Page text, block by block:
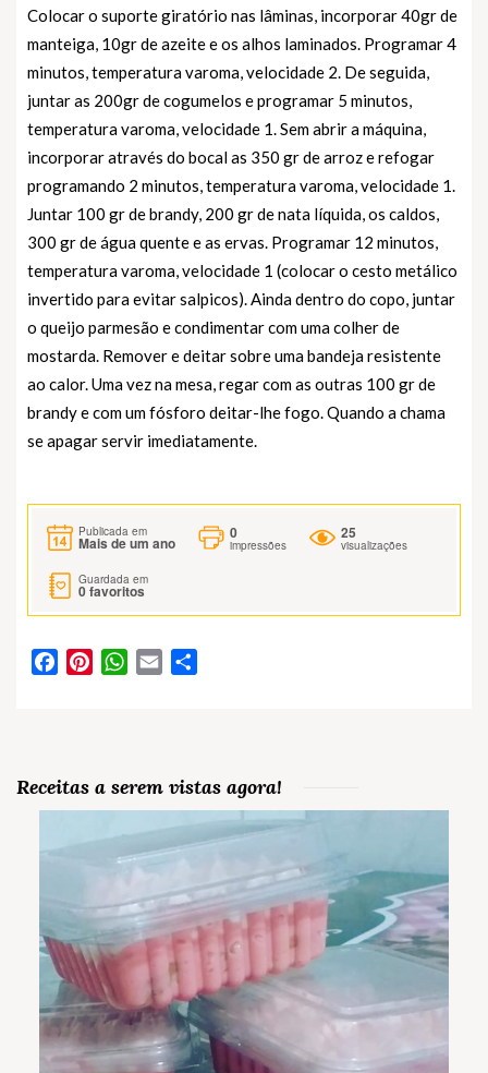
Colocar o suporte giratório nas lâminas, incorporar 40gr de
manteiga, 10gr de azeite e os alhos laminados. Programar 4
minutos, temperatura varoma, velocidade 2. De seguida,
juntar as 200gr de cogumelos e programar 5 minutos,
temperatura varoma, velocidade 1. Sem abrir a máquina,
incorporar através do bocal as 350 gr de arroz e refogar
programando 2 minutos, temperatura varoma, velocidade 1.
Juntar 100 gr de brandy, 200 gr de nata líquida, os caldos,
300 gr de água quente e as ervas. Programar 12 minutos,
temperatura varoma, velocidade 1 (colocar o cesto metálico
invertido para evitar salpicos). Ainda dentro do copo, juntar
o queijo parmesão e condimentar com uma colher de
mostarda. Remover e deitar sobre uma bandeja resistente
ao calor. Uma vez na mesa, regar com as outras 100 gr de
brandy e com um fósforo deitar-lhe fogo. Quando a chama
se apagar servir imediatamente.
Publicada em
Mais de um ano
0
impressões
25
visualizações
Guardada em
0favoritos
FacebookPinterestWhatsApp
Email
Receitas a serem vistas agora!